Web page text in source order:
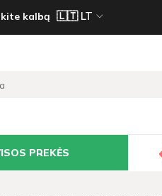
kalbą
PREKĖS